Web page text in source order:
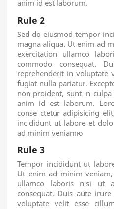
anim id est laborum.
Rule 2
Sed do eiusmod tempor
magna aliqua. Ut enim ad
exercitation ullamco
commodo consequat.
reprehenderit in voluptate
fugiat nulla pariatur.
non proident, sunt in
anim id est laborum.
conse ctetur adipisicing
incididunt ut labore et
ad minim veniamю
Rule 3
Tempor incididunt ut
Ut enim ad minim
ullamco laboris nisi ut
consequat. Duis aute
voluptate velit esse